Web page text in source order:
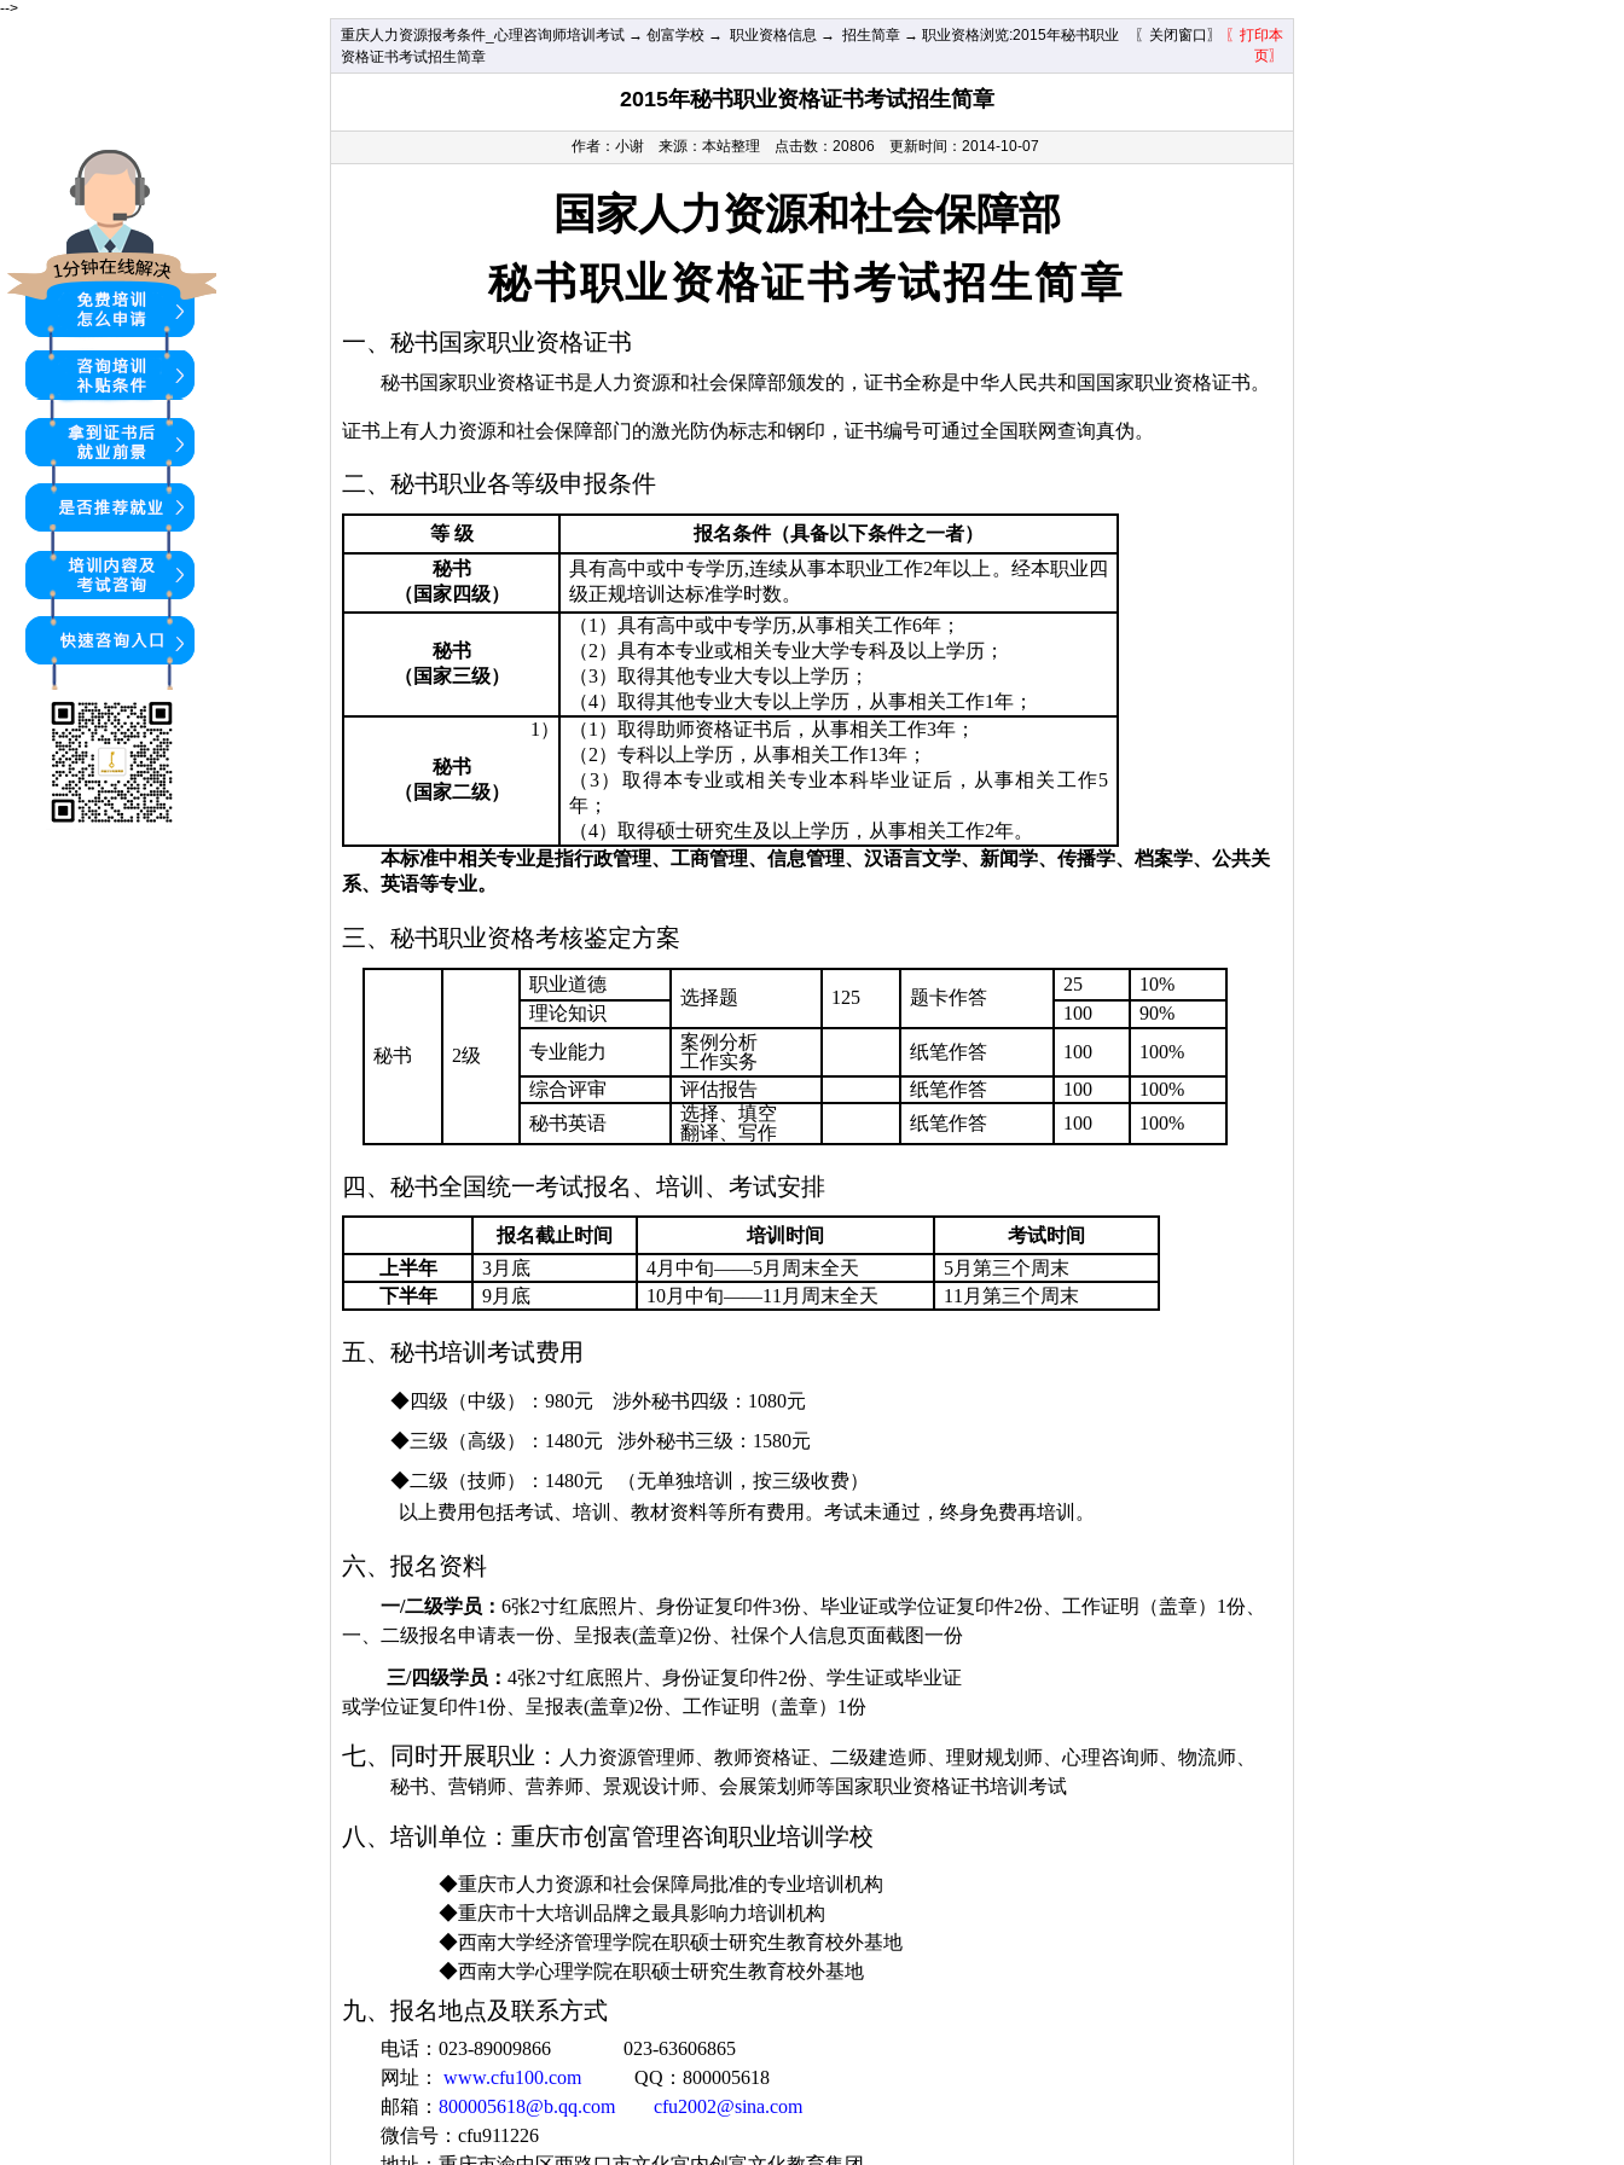
-->
重庆人力资源报考条件_心理咨询师培训考试 → 创富学校 → 职业资格信息 → 招生简章 → 职业资格浏览:2015年秘书职业
资格证书考试招生简章
〖关闭窗口〗
〖打印本
页〗
2015年秘书职业资格证书考试招生简章
作者： 小谢来源：本站整理 点击数：20806 更新时间：2014-10-07
国家人力资源和社会保障部
秘书职业资格证书考试招生简章
一、秘书国家职业资格证书
秘书国家职业资格证书是人力资源和社会保障部颁发的，证书全称是中华人民共和国国家职业资格证书。
证书上有人力资源和社会保障部门的激光防伪标志和钢印，证书编号可通过全国联网查询真伪。
二、秘书职业各等级申报条件
等 级
报名条件（具备以下条件之一者）
秘书
（国家四级）
具有高中或中专学历,连续从事本职业工作2年以上。经本职业四
级正规培训达标准学时数。
秘书
（国家三级）
（1 ）具有高中或中专学历,从事相关工作6年；
（2）具有本专业或相关专业大学专科及以上学历；
（3）取得其他专业大专以上学历 ；
（4）取得其他专业大专以上学历，从事相关工作1年；
秘书
（国家二级）
1 ） （1 ）取得助师资格证书后，从事相关工作3年；
（2）专科以上学历，从事相关工作13年；
（3）取得本专业或相关专业本科毕业证后，从事相关工作5
年；
（4）取得硕士研究生及以上学历，从事相关工作2年。
本标准中相关专业是指行政管理、工商管理、信息管理、汉语言文学、新闻学、传播学、档案学、公共关
系、英语等专业。
三、秘书职业资格考核鉴定方案
秘书 2级
职业道德
选择题 125 题卡作答
25
10%
理论知识
100
90%
专业能力
案例分析
工作实务
纸笔作答 100
100%
综合评审
评估报告 纸笔作答 100
100%
秘书英语
选择、填空
翻译、写作
纸笔作答 100 100%
四、秘书全国统一考试报名、培训、考试安排
报名截止时间 培训时间
考试时间
上半年
3月底 4月中旬——5月周末全天 5月第三个周末
下半年
9月底 10月中旬——11 月周末全天 11 月第三个周末
五、秘书培训考试费用
◆四级（中级）： 980元 涉外秘书四级： 1080元
◆三级（高级）： 1480元 涉外秘书三级： 1580元
◆二级（技师）： 1480元
（无单独培训，按三级收费）
以上费用包括考试、培训、教材资料等所有费用。考试未通过，终身免费再培训。
六、报名资料
一/二级学员：6张2寸红底照片、身份证复印件3份、毕业证或学位证复印件2份、工作证明（盖章） 1份、
一、二级报名申请表一份、呈报表(盖章)2份、社保个人信息页面截图一份
三/四级学员：4张2寸红底照片、身份证复印件2份、学生证或毕业证
或学位证复印件1份、呈报表(盖章)2份、工作证明（盖章） 1份
七、同时开展职业：
人力资源管理师、教师资格证、二级建造师、理财规划师、心理咨询师、物流师、
秘书、营销师、营养师、景观设计师、会展策划师等国家职业资格证书培训考试
八、培训单位： 重庆市创富管理咨询职业培训学校
◆重庆市人力资源和社会保障局批准的专业培训机构
◆重庆市十大培训品牌之最具影响力培训机构
◆西南大学经济管理学院在职硕士研究生教育校外基地
◆西南大学心理学院在职硕士研究生教育校外基地
九、报名地点及联系方式
电话： 023-89009866
023-63606865
网址： www.cfu100.com QQ ： 800005618
邮箱： 800005618@b.qq.com
cfu2002@sina.com
微信号： cfu911226